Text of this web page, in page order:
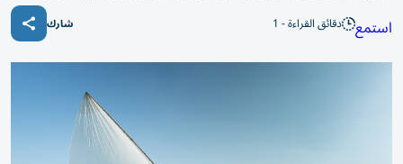
استمع دقائق القراءة - 1 شارك